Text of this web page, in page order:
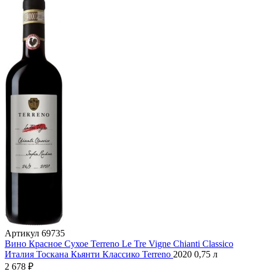
Артикул 69735
Вино Красное Сухое Terreno Le Tre Vigne Chianti Classico
Италия Тоскана Кьянти Классико Terreno 2020 0,75 л
2 678 ₽